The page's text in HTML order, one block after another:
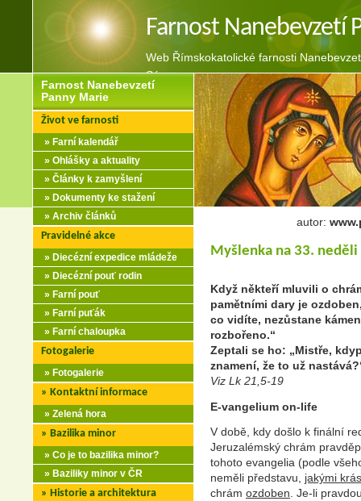
Farnost Nanebevzetí
Web Římskokatolické farnosti
Sázavou
Farnost Nanebevzetí
Panny Marie
Život ve farnosti
» Farní kalendář
» Ohlášky a aktuality
» Články k zamyšlení
» Dokumenty ke stažení
» Archiv článků
Pravidelné akce
» Diecézní expedice mládeže
» Diecézní pouť rodin
» Farní pouť
» Farní puťák
» Farní chaloupka
Fotogalerie
» Fotogalerie
» Kontaktní informace
» Zelená hora
» Bazilika minor
» Co je to bazilika minor?
» Baziliky minor v ČR
» Historie a architektura
autor:
Myšlenka na 33.
Když někteří mluvili o
pamětními dary je
co vidíte, nezůstane
rozbořeno.“
Zeptali se ho: „Mistře,
znamení, že to už
Viz Lk 21,5-19
E-vangelium on-life
V době, kdy došlo k finální
Jeruzalémský chrám
tohoto evangelia (podle
neměli představu, jakými
chrám ozdoben. Je-li